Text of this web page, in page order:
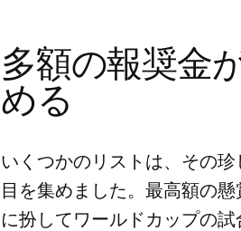
多額の報奨金
める
いくつかのリストは、その
目を集めました。最高額の
に扮してワールドカップの